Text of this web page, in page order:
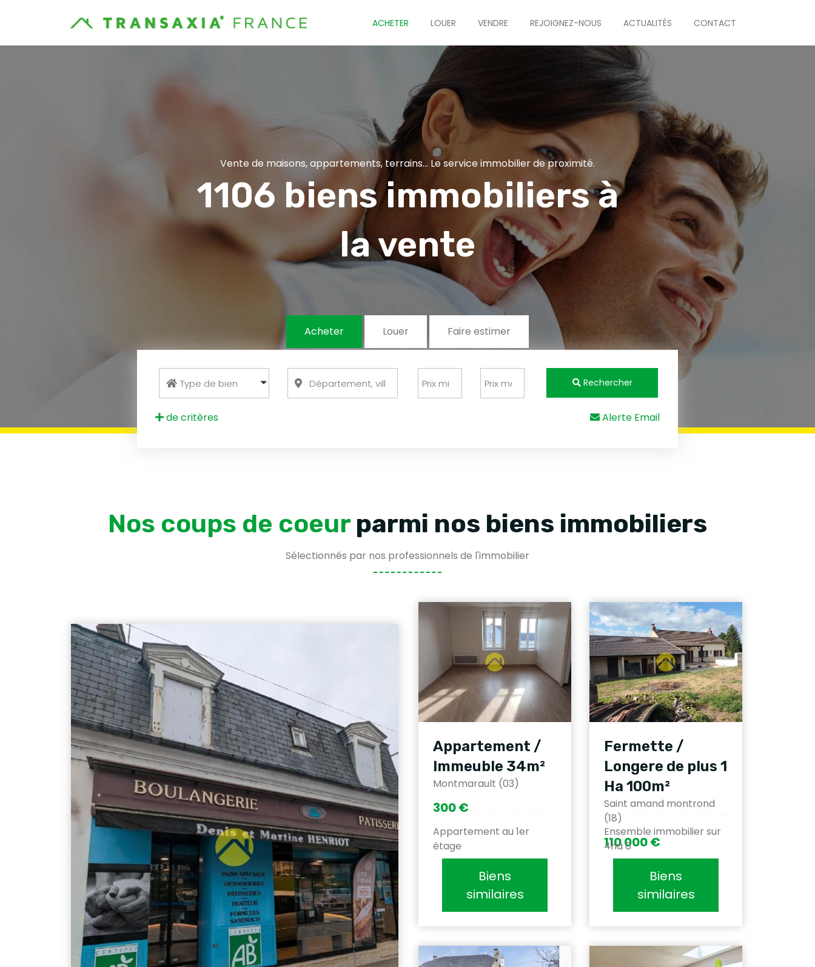
ACHETER LOUER VENDRE REJOIGNEZ-NOUS ACTUALITÉS CONTACT
Vente de maisons, appartements, terrains... Le service immobilier de proximité.
1106 biens immobiliers à
la vente
Acheter Louer Faire estimer
Type de bien Rechercher
de critères Alerte Email
Nos coups de coeur parmi nos biens immobiliers
Sélectionnés par nos professionnels de l'immobilier
Appartement /
Immeuble 34m²
Montmarault (03)
300 €
Appartement au 1er
étage
Biens
similaires
Fermette /
Longere de plus 1
Ha 100m²
Saint amand montrond
(18)
110 000 €
Ensemble immobilier sur
4ha 6
Biens
similaires